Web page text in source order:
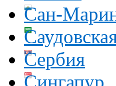
Сан-
Сербия